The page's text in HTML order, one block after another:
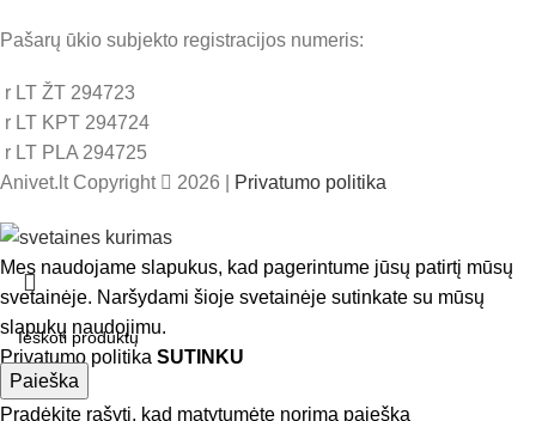
Pašarų ūkio subjekto registracijos numeris:
r LT ŽT 294723
r LT KPT 294724
r LT PLA 294725
Anivet.lt Copyright
2026 | Privatumo politika
Paieška
Pradėkite rašyti, kad matytumėte norimą paiešką
Mes naudojame slapukus, kad pagerintume jūsų patirtį mūsų
svetainėje. Naršydami šioje svetainėje sutinkate su mūsų
slapukų naudojimu.
Privatumo politika SUTINKU